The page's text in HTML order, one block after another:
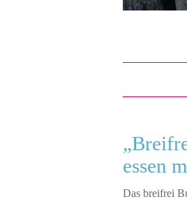
essen
Das breifrei